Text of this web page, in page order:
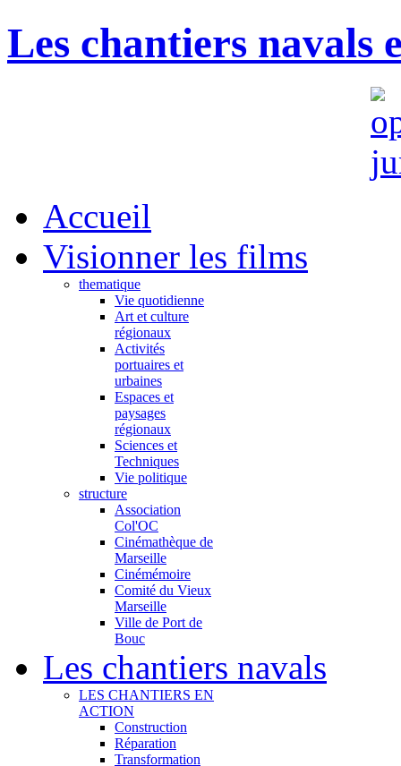
Les chantiers navals
Accueil
Visionner les films
thematique
Vie quotidienne
Art et culture
régionaux
Activités
portuaires et
urbaines
Espaces et
paysages
régionaux
Sciences et
Techniques
Vie politique
structure
Association
Col'OC
Cinémathèque de
Marseille
Cinémémoire
Comité du Vieux
Marseille
Ville de Port de
Bouc
Les chantiers navals
LES CHANTIERS EN
ACTION
Construction
Réparation
Transformation